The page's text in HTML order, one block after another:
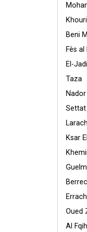
Beni
Fès al
El-
Taza
Nador
Settat
Ksar
Oued
Al